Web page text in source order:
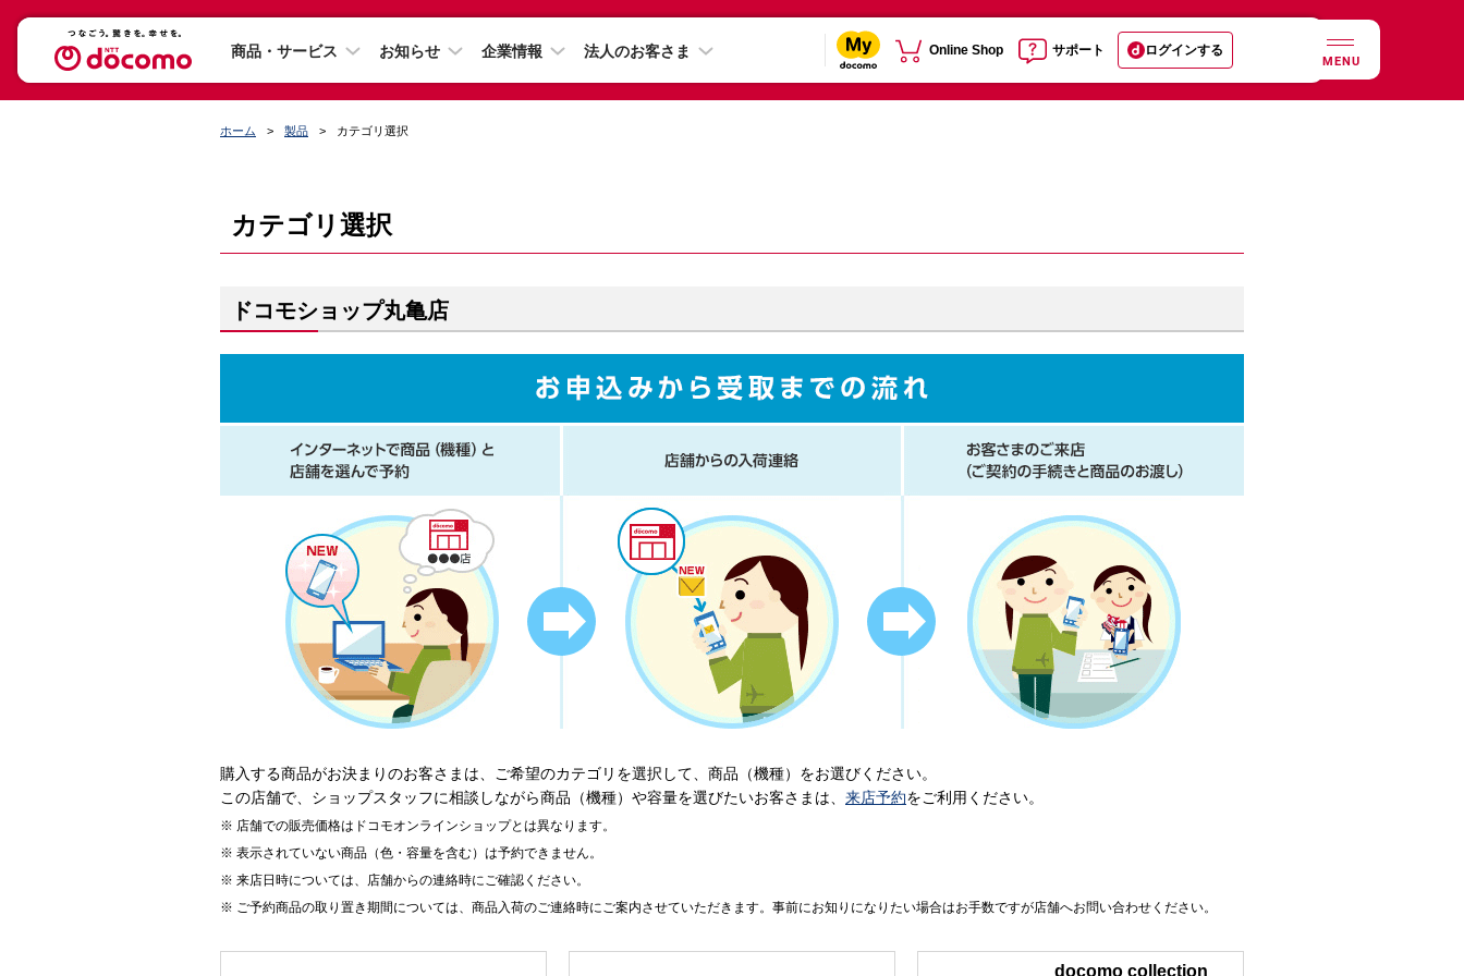
商品・サービス お知らせ 企業情報 法人のお客さま Online Shop サポート ログインする
MENU
ホーム 製品 カテゴリ選択
カテゴリ選択
ドコモショップ丸亀店
購入する商品がお決まりのお客さまは、ご希望のカテゴリを選択して、商品（機種）をお選びください。
この店舗で、ショップスタッフに相談しながら商品（機種）や容量を選びたいお客さまは、 来店予約をご利用ください。
店舗での販売価格はドコモオンラインショップとは異なります。
表示されていない商品（色・容量を含む）は予約できません。
来店日時については、店舗からの連絡時にご確認ください。
ご予約商品の取り置き期間については、商品入荷のご連絡時にご案内させていただきます。事前にお知りになりたい場合はお手数ですが店舗へお問い合わせください。
docomo collection